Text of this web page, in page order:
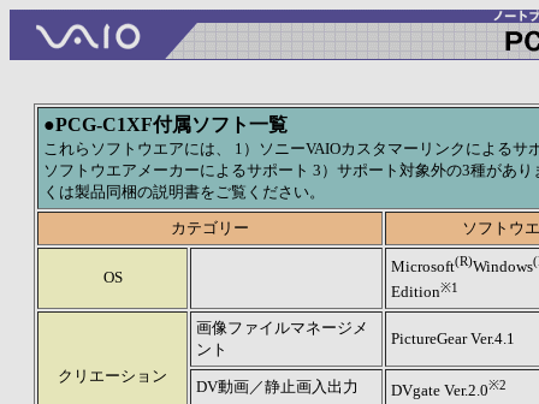
●PCG-C1XF付属ソフト一覧
これらソフトウエアには、 1）ソニーVAIOカスタマーリンクによるサ
ソフトウエアメーカーによるサポート 3）サポート対象外の3種があり
くは製品同梱の説明書をご覧ください。
カテゴリー
ソフトウ
OS
Microsoft(R)Windows
Edition※1
クリエーション
画像ファイルマネージメ
ント
PictureGear Ver.4.1
DV動画／静止画入出力 DVgate Ver.2.0※2